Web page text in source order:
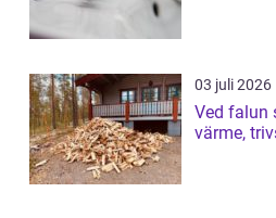
03 juli 2026
Ved falun så väljer du rätt ved för
värme,